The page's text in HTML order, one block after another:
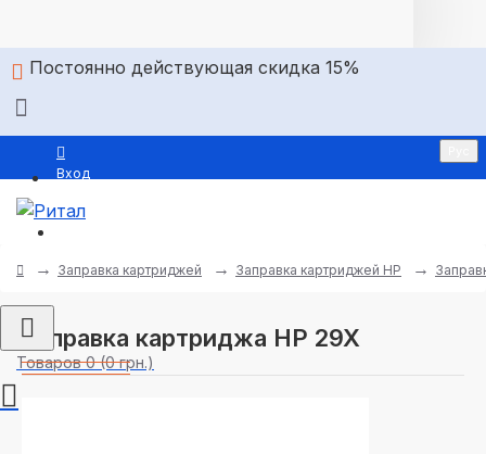
Постоянно действующая скидка 15%
Вход
Товаров 0 (0 грн.)
Заправка картриджей Заправка картриджей HP
Заправка картриджа HP 29X